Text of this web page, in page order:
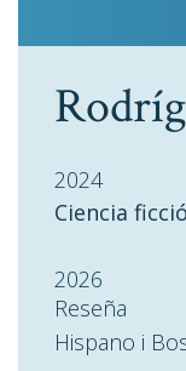
2024
Ciencia
2026
Reseña
Hispano i